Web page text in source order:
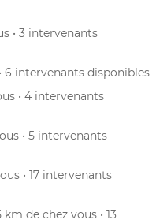
• 3 intervenants
6 intervenants disponibles
• 4 intervenants
• 5 intervenants
• 17 intervenants
km de chez vous • 13